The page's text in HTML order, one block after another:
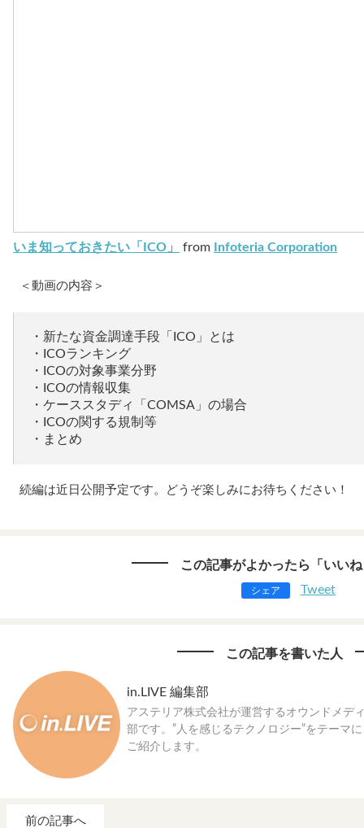
いま知っておきたい「ICO」 from Infoteria Corporation
＜動画の内容＞
・新たな資金調達手段「ICO」とは
・ICOランキング
・ICOの対象事業分野
・ICOの情報収集
・ケーススタディ「COMSA」の場合
・ICOの関する規制等
・まとめ
続編は近日公開予定です。どうぞ楽しみにお待ちください！
この記事がよかったら「いい
シェア Tweet
この記事を書いた人
in.LIVE 編集部
アステリア株式会社が運営するオウンドメデ
部です。”人を感じるテクノロジー”をテーマ
ご紹介します。
前の記事へ